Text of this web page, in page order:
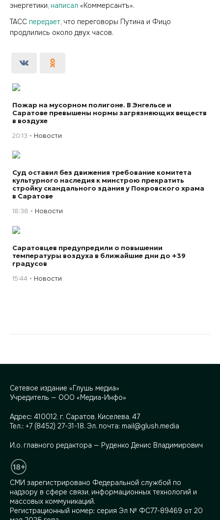
энергетики, написал «Коммерсантъ».
ТАСС передает, что переговоры Путина и Фицо
продлились около двух часов.
Пожар на мусорном полигоне. В Энгельсе и
Саратове превышены нормы загрязняющих веществ
в воздухе
20:13 Новости
Суд оставил без движения требование комитета
культурного наследия к минстрою прекратить
стройку скандального здания у Покровского храма
в Саратове
18:38 Новости
Саратовцев предупредили о повышении
температуры воздуха в ближайшие дни до +39
градусов
15:44 Новости
Сетевое издание «Глушь медиа»
Учредитель — ООО «Медиа-Инфо»
Адрес: 410012, г. Саратов, Киселева, 47
Тел.: +7 (8452) 27-31-18. Эл. почта: mail@glush.media
И.о. главного редактора — Руденко Денис Владимирович
СМИ зарегистрировано Федеральной службой по
надзору в сфере связи, информационных технологий и
массовых коммуникаций.
Регистрационный номер: серия Эл № ФС77-89469 от 20